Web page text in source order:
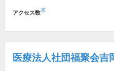
アクセス数※
医療法人社団福聚会吉